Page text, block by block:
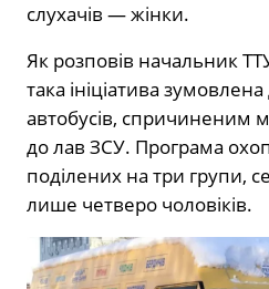
слухачів — жінки.
Як розповів начальник
така ініціатива
автобусів, спричиненим
до лав ЗСУ. Програма
поділених на три групи,
лише четверо чоловіків.